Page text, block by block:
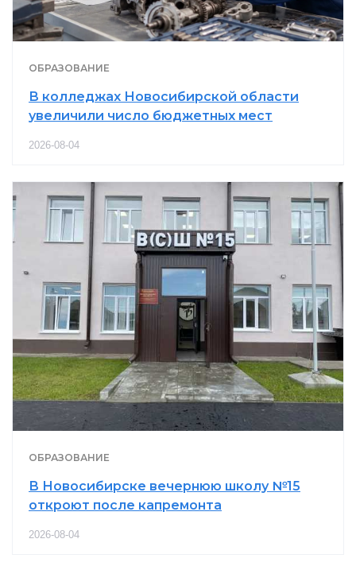
ОБРАЗОВАНИЕ
В колледжах Новосибирской области
увеличили число бюджетных мест
2026-08-04
ОБРАЗОВАНИЕ
В Новосибирске вечернюю школу №15
откроют после капремонта
2026-08-04